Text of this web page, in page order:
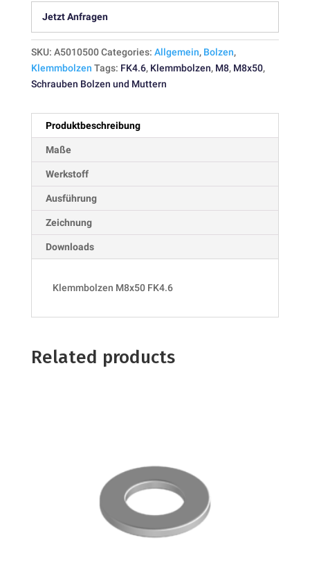
Jetzt Anfragen
SKU: A5010500 Categories: Allgemein, Bolzen,
Klemmbolzen Tags: FK4.6, Klemmbolzen, M8, M8x50,
Schrauben Bolzen und Muttern
Produktbeschreibung
Maße
Werkstoff
Ausführung
Zeichnung
Downloads
Klemmbolzen M8x50 FK4.6
Related products